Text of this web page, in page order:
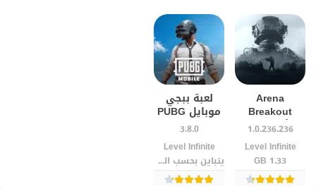
Arena
Breakout
للأندرويد –
لعبة FPS
واقعية
برسومات عالية
وتجربة قتال
1.0.236.236
Level Infinite‏
1.33 GB
لعبة ببجي
موبايل PUBG
MOBILE
الرسمية
3.8.0
Level Infinite‏
يتباين بحسب الجهاز